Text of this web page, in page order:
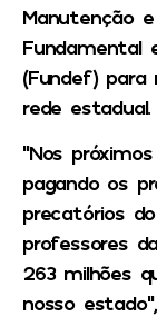
Manutenção
Fundamental
(Fundef)
rede estadual.
“Nos
pagando os
precatórios
professores
263 milhões
nosso